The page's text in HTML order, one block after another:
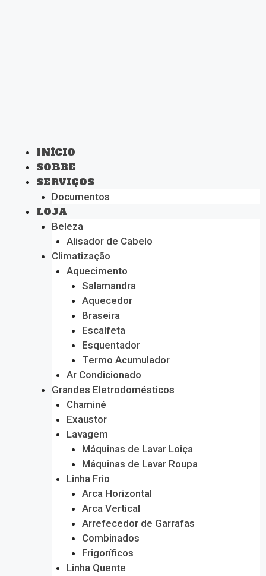
INÍCIO
SOBRE
SERVIÇOS
Documentos
LOJA
Beleza
Alisador de Cabelo
Climatização
Aquecimento
Salamandra
Aquecedor
Braseira
Escalfeta
Esquentador
Termo Acumulador
Ar Condicionado
Grandes Eletrodomésticos
Chaminé
Exaustor
Lavagem
Máquinas de Lavar Loiça
Máquinas de Lavar Roupa
Linha Frio
Arca Horizontal
Arca Vertical
Arrefecedor de Garrafas
Combinados
Frigoríficos
Linha Quente